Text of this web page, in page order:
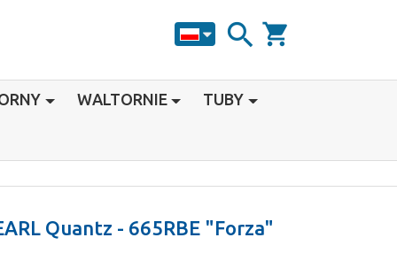
search shopping_cart
WALTORNIE TUBY
Quantz - 665RBE "Forza"